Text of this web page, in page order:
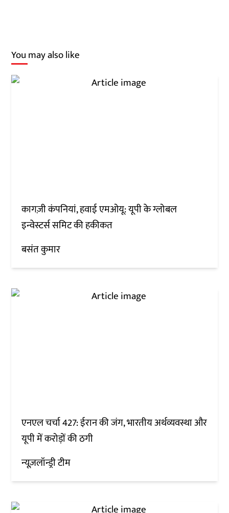
You may also like
कागज़ी कंपनियां, हवाई एमओयू: यूपी के ग्लोबल
इन्वेस्टर्स समिट की हकीकत
बसंत कुमार
एनएल चर्चा 427: ईरान की जंग, भारतीय अर्थव्यवस्था और
यूपी में करोड़ों की ठगी
न्यूज़लॉन्ड्री टीम